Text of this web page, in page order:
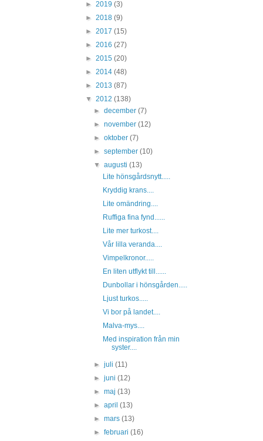
► 2019 (3)
► 2018 (9)
► 2017 (15)
► 2016 (27)
► 2015 (20)
► 2014 (48)
► 2013 (87)
▼ 2012 (138)
►december(7)
►november(12)
►oktober(7)
►september(10)
▼augusti(13)
Lite hönsgårdsnytt.....
Kryddig krans....
Lite omändring....
Ruffiga fina fynd......
Lite mer turkost....
Vår lilla veranda....
Vimpelkronor.....
En liten utflykt till......
Dunbollar i hönsgården.....
Ljust turkos.....
Vi bor på landet....
Malva-mys....
Med inspiration från min
syster....
►juli(11)
►juni(12)
►maj(13)
►april(13)
►mars(13)
►februari(16)